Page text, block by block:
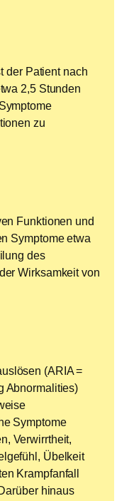
der Patient nach
2,5 Stunden
zu
Funktionen und
Symptome etwa
des
Wirksamkeit von
(ARIA =
Abnormalities)
Symptome
Verwirrtheit,
Übelkeit
Krampfanfall
hinaus